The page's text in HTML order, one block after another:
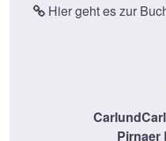
Hier geht es zur
Pirnaer